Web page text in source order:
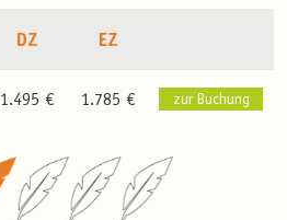
DZ EZ
1.495 € 1.785 € zur Buchung